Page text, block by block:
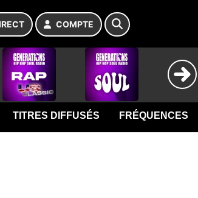
COMPTE
TITRES DIFFUSÉS FRÉQUENCES